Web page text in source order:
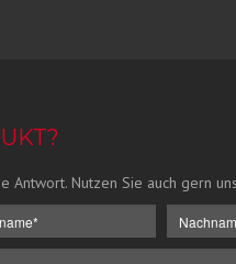
Antwort. Nutzen Sie auch gern